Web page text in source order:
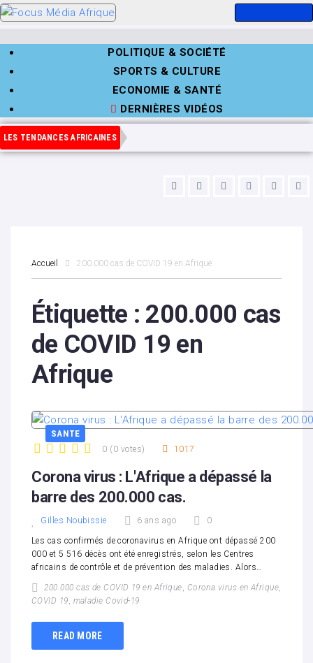
POLITIQUE & SOCIÉTÉ
SPORTS & CULTURE
ECONOMIE & SANTÉ
DERNIÈRES VIDÉOS
LES TENDANCES AFRICAINES
Accueil 200.000 cas de COVID 19 en Afrique
Étiquette : 200.000 cas
de COVID 19 en
Afrique
SANTE
0 ( 0 votes) 1017
Corona virus : L'Afrique a dépassé la
barre des 200.000 cas.
Gilles Noubissie 6 ans ago 0
Les cas confirmés de coronavirus en Afrique ont dépassé 200
000 et 5 516 décès ont été enregistrés, selon les Centres
africains de contrôle et de prévention des maladies. Alors…
200.000 cas de COVID 19 en Afrique, Corona virus en Afrique,
COVID 19, maladie Covid-19
READ MORE